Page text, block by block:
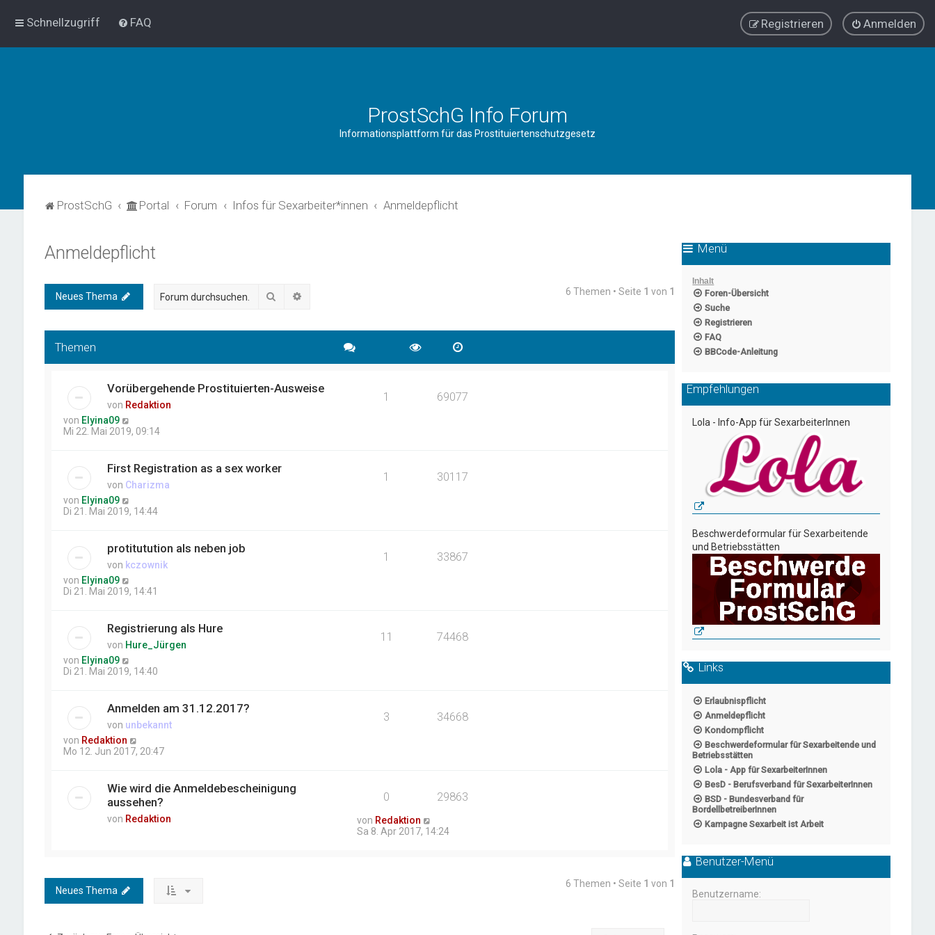
Schnellzugriff FAQ Anmelden
Registrieren
ProstSchG Info Forum
Informationsplattform für das Prostituiertenschutzgesetz
ProstSchG Portal Forum Infos für Sexarbeiter*innen Anmeldepflicht
Anmeldepflicht
Neues Thema Suche 6 Themen • Seite 1 von 1
Themen
Vorübergehende Prostituierten-Ausweise
von Redaktion
1 69077
von Elyina09
Mi 22. Mai 2019, 09:14
First Registration as a sex worker
von Charizma
1 30117
von Elyina09
Di 21. Mai 2019, 14:44
protitutution als neben job
von kczownik
1 33867
von Elyina09
Di 21. Mai 2019, 14:41
Registrierung als Hure
von Hure_Jürgen
11 74468
von Elyina09
Di 21. Mai 2019, 14:40
Anmelden am 31.12.2017?
von unbekannt
3 34668
von Redaktion
Mo 12. Jun 2017, 20:47
Wie wird die Anmeldebescheinigung
aussehen?
von Redaktion
0 29863
von Redaktion
Sa 8. Apr 2017, 14:24
Neues Thema
6 Themen • Seite 1 von 1
Menü
Inhalt
Foren-Übersicht
Suche
Registrieren
FAQ
BBCode-Anleitung
Empfehlungen
Lola - Info-App für SexarbeiterInnen
Beschwerdeformular für Sexarbeitende
und Betriebsstätten
Links
Erlaubnispflicht
Anmeldepflicht
Kondompflicht
Beschwerdeformular für Sexarbeitende und
Betriebsstätten
Lola - App für SexarbeiterInnen
BesD - Berufsverband für SexarbeiterInnen
BSD - Bundesverband für
BordellbetreiberInnen
Kampagne Sexarbeit ist Arbeit
Benutzer-Menü
Benutzername: